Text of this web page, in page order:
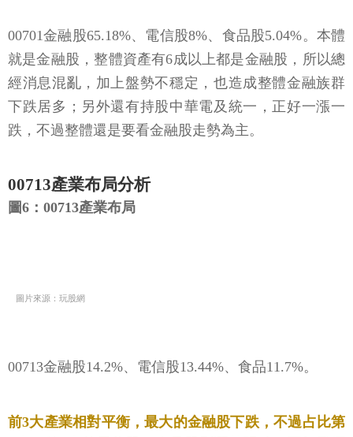
00701金融股65.18%、電信股8%、食品股5.04%。本體
就是金融股，整體資產有6成以上都是金融股，所以總
經消息混亂，加上盤勢不穩定，也造成整體金融族群
下跌居多；另外還有持股中華電及統一，正好一漲一
跌，不過整體還是要看金融股走勢為主。
00713產業布局分析
圖6：00713產業布局
圖片來源：玩股網
00713金融股14.2%、電信股13.44%、食品11.7%。
前3大產業相對平衡，最大的金融股下跌，不過占比第